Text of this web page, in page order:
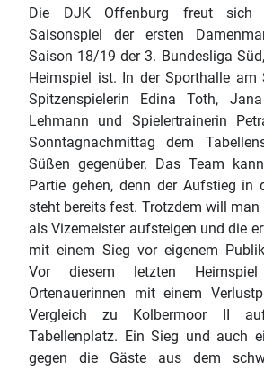
Die DJK Offenburg freut
Saisonspiel der ersten
Saison 18/19 der 3. Bundesliga
Heimspiel ist. In der Sporthalle am
Spitzenspielerin Edina Toth,
Lehmann und Spielertrainerin
Sonntagnachmittag dem
Süßen gegenüber. Das Team
Partie gehen, denn der Aufstieg in
steht bereits fest. Trotzdem will man
als Vizemeister aufsteigen und die
mit einem Sieg vor eigenem
Vor diesem letzten
Ortenauerinnen mit einem
Vergleich zu Kolbermoor II
Tabellenplatz. Ein Sieg und auch
gegen die Gäste aus dem